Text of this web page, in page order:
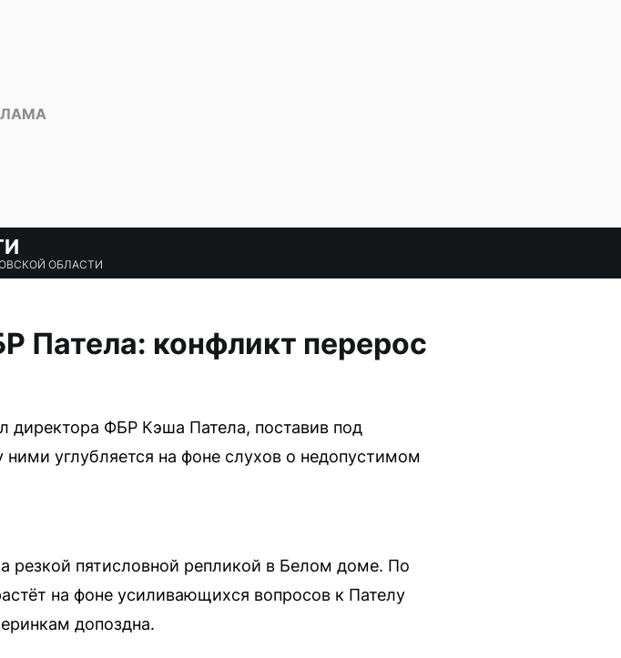
ОБЛАСТИ
Патела: конфликт перерос
ФБР Кэша Патела, поставив под
углубляется на фоне слухов о недопустимом
пятисловной репликой в Белом доме. По
на фоне усиливающихся вопросов к Пателу
допоздна.